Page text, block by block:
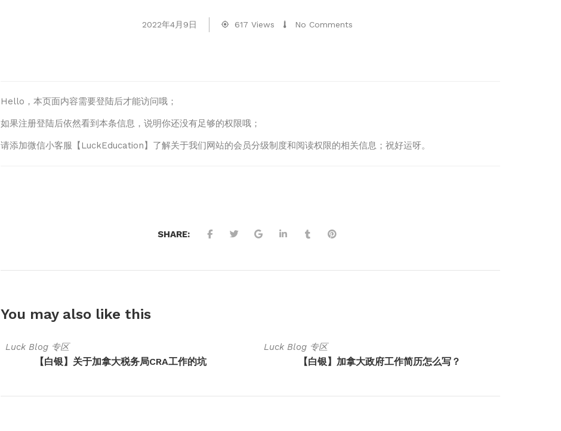
2022年4月9日 617 Views No Comments
Hello，本页面内容需要登陆后才能访问哦；
如果注册登陆后依然看到本条信息，说明你还没有足够的权限哦；
请添加微信小客服【LuckEducation】了解关于我们网站的会员分级制度和阅读权限的相关信息；祝好运呀。
SHARE:
You may also like this
Luck Blog 专区
【白银】关于加拿大税务局CRA工作的坑
Luck Blog 专区
【白银】加拿大政府工作简历怎么写？